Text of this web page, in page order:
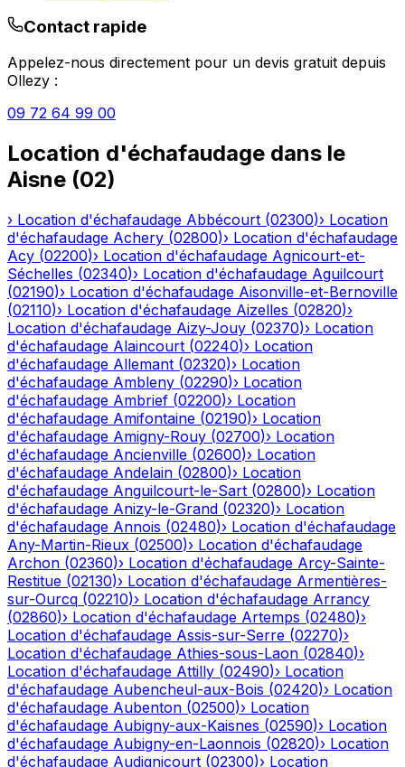
Contact rapide
Appelez-nous directement pour un devis gratuit depuis
Ollezy :
09 72 64 99 00
Location d'échafaudage dans le
Aisne (02)
› Location d'échafaudage Abbécourt (02300)› Location
d'échafaudage Achery (02800)› Location d'échafaudage
Acy (02200)› Location d'échafaudage Agnicourt-et-
Séchelles (02340)› Location d'échafaudage Aguilcourt
(02190)› Location d'échafaudage Aisonville-et-Bernoville
(02110)› Location d'échafaudage Aizelles (02820)›
Location d'échafaudage Aizy-Jouy (02370)› Location
d'échafaudage Alaincourt (02240)› Location
d'échafaudage Allemant (02320)› Location
d'échafaudage Ambleny (02290)› Location
d'échafaudage Ambrief (02200)› Location
d'échafaudage Amifontaine (02190)› Location
d'échafaudage Amigny-Rouy (02700)› Location
d'échafaudage Ancienville (02600)› Location
d'échafaudage Andelain (02800)› Location
d'échafaudage Anguilcourt-le-Sart (02800)› Location
d'échafaudage Anizy-le-Grand (02320)› Location
d'échafaudage Annois (02480)› Location d'échafaudage
Any-Martin-Rieux (02500)› Location d'échafaudage
Archon (02360)› Location d'échafaudage Arcy-Sainte-
Restitue (02130)› Location d'échafaudage Armentières-
sur-Ourcq (02210)› Location d'échafaudage Arrancy
(02860)› Location d'échafaudage Artemps (02480)›
Location d'échafaudage Assis-sur-Serre (02270)›
Location d'échafaudage Athies-sous-Laon (02840)›
Location d'échafaudage Attilly (02490)› Location
d'échafaudage Aubencheul-aux-Bois (02420)› Location
d'échafaudage Aubenton (02500)› Location
d'échafaudage Aubigny-aux-Kaisnes (02590)› Location
d'échafaudage Aubigny-en-Laonnois (02820)› Location
d'échafaudage Audignicourt (02300)› Location